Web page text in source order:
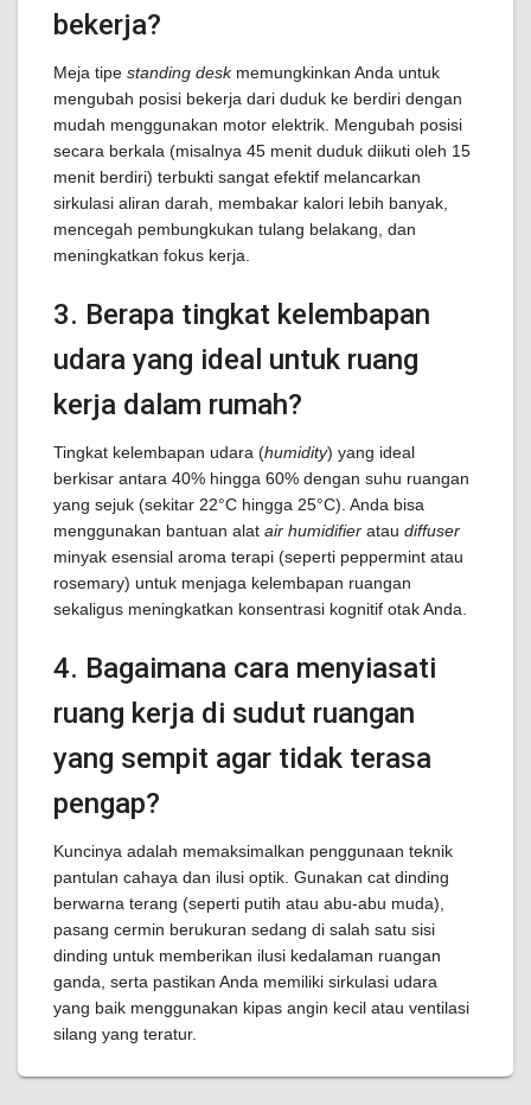
bekerja?
Meja tipe standing deskmemungkinkan Anda untuk
mengubah posisi bekerja dari duduk ke berdiri dengan
mudah menggunakan motor elektrik. Mengubah posisi
secara berkala (misalnya 45 menit duduk diikuti oleh 15
menit berdiri) terbukti sangat efektif melancarkan
sirkulasi aliran darah, membakar kalori lebih banyak,
mencegah pembungkukan tulang belakang, dan
meningkatkan fokus kerja.
3. Berapa tingkat kelembapan
udara yang ideal untuk ruang
kerja dalam rumah?
Tingkat kelembapan udara (humidity) yang ideal
berkisar antara 40% hingga 60% dengan suhu ruangan
yang sejuk (sekitar 22°C hingga 25°C). Anda bisa
menggunakan bantuan alat air humidifier atau diffuser
minyak esensial aroma terapi (seperti peppermint atau
rosemary) untuk menjaga kelembapan ruangan
sekaligus meningkatkan konsentrasi kognitif otak Anda.
4. Bagaimana cara menyiasati
ruang kerja di sudut ruangan
yang sempit agar tidak terasa
pengap?
Kuncinya adalah memaksimalkan penggunaan teknik
pantulan cahaya dan ilusi optik. Gunakan cat dinding
berwarna terang (seperti putih atau abu-abu muda),
pasang cermin berukuran sedang di salah satu sisi
dinding untuk memberikan ilusi kedalaman ruangan
ganda, serta pastikan Anda memiliki sirkulasi udara
yang baik menggunakan kipas angin kecil atau ventilasi
silang yang teratur.